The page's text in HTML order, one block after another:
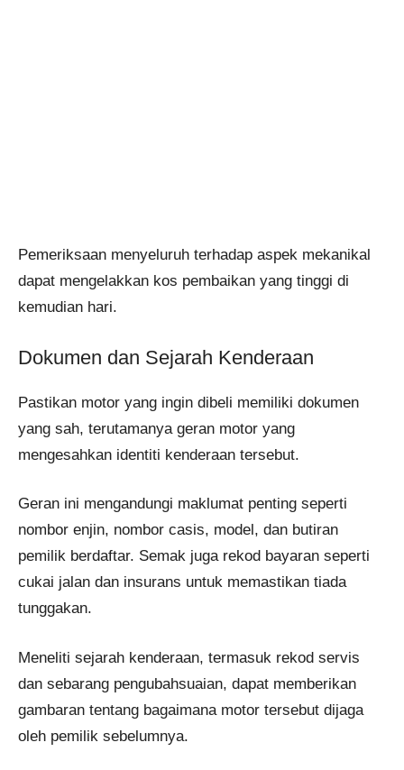
Pemeriksaan menyeluruh terhadap aspek mekanikal
dapat mengelakkan kos pembaikan yang tinggi di
kemudian hari.
Dokumen dan Sejarah Kenderaan
Pastikan motor yang ingin dibeli memiliki dokumen
yang sah, terutamanya geran motor yang
mengesahkan identiti kenderaan tersebut.
Geran ini mengandungi maklumat penting seperti
nombor enjin, nombor casis, model, dan butiran
pemilik berdaftar. Semak juga rekod bayaran seperti
cukai jalan dan insurans untuk memastikan tiada
tunggakan.
Meneliti sejarah kenderaan, termasuk rekod servis
dan sebarang pengubahsuaian, dapat memberikan
gambaran tentang bagaimana motor tersebut dijaga
oleh pemilik sebelumnya.